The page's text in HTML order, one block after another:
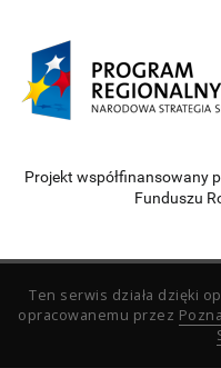
Projekt współfinansowany
Funduszu
Ten serwis działa dzięki
opracowanemu przez